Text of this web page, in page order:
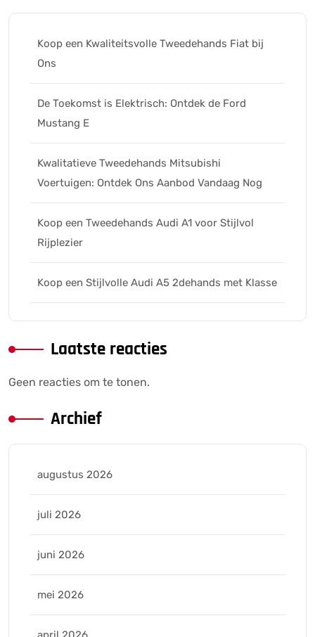
Koop een Kwaliteitsvolle Tweedehands Fiat bij
Ons
De Toekomst is Elektrisch: Ontdek de Ford
Mustang E
Kwalitatieve Tweedehands Mitsubishi
Voertuigen: Ontdek Ons Aanbod Vandaag Nog
Koop een Tweedehands Audi A1 voor Stijlvol
Rijplezier
Koop een Stijlvolle Audi A5 2dehands met Klasse
Laatste reacties
Geen reacties om te tonen.
Archief
augustus 2026
juli 2026
juni 2026
mei 2026